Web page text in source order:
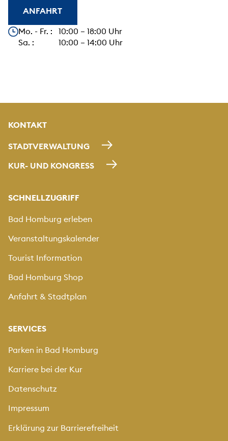
ANFAHRT
Unsere Öffnungszeiten
Mo. - Fr. : 10:00 – 18:00 Uhr
Sa. : 10:00 – 14:00 Uhr
KONTAKT
STADTVERWALTUNG
KUR- UND KONGRESS
SCHNELLZUGRIFF
Bad Homburg erleben
Veranstaltungskalender
Tourist Information
Bad Homburg Shop
Anfahrt & Stadtplan
SERVICES
Parken in Bad Homburg
Karriere bei der Kur
Datenschutz
Impressum
Erklärung zur Barrierefreiheit